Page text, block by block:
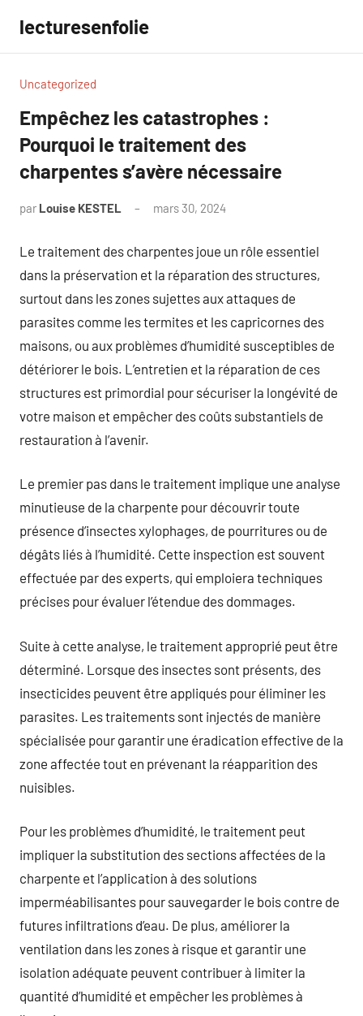
contenu
lecturesenfolie
Uncategorized
Empêchez les catastrophes :
Pourquoi le traitement des
charpentes s’avère nécessaire
par Louise KESTEL mars 30, 2024
Le traitement des charpentes joue un rôle essentiel
dans la préservation et la réparation des structures,
surtout dans les zones sujettes aux attaques de
parasites comme les termites et les capricornes des
maisons, ou aux problèmes d’humidité susceptibles de
détériorer le bois. L’entretien et la réparation de ces
structures est primordial pour sécuriser la longévité de
votre maison et empêcher des coûts substantiels de
restauration à l’avenir.
Le premier pas dans le traitement implique une analyse
minutieuse de la charpente pour découvrir toute
présence d’insectes xylophages, de pourritures ou de
dégâts liés à l’humidité. Cette inspection est souvent
effectuée par des experts, qui emploiera techniques
précises pour évaluer l’étendue des dommages.
Suite à cette analyse, le traitement approprié peut être
déterminé. Lorsque des insectes sont présents, des
insecticides peuvent être appliqués pour éliminer les
parasites. Les traitements sont injectés de manière
spécialisée pour garantir une éradication effective de la
zone affectée tout en prévenant la réapparition des
nuisibles.
Pour les problèmes d’humidité, le traitement peut
impliquer la substitution des sections affectées de la
charpente et l’application à des solutions
imperméabilisantes pour sauvegarder le bois contre de
futures infiltrations d’eau. De plus, améliorer la
ventilation dans les zones à risque et garantir une
isolation adéquate peuvent contribuer à limiter la
quantité d’humidité et empêcher les problèmes à